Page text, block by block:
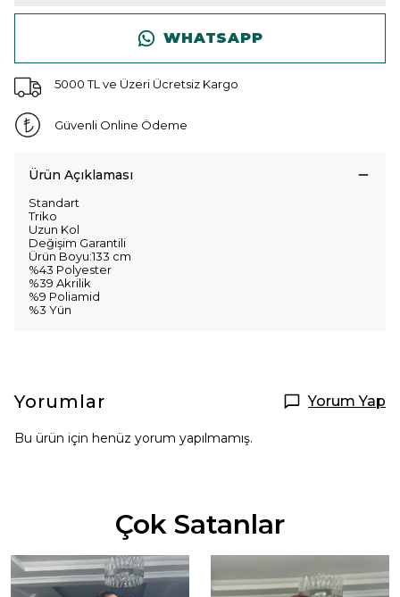
WHATSAPP
5000 TL ve Üzeri Ücretsiz Kargo
Güvenli Online Ödeme
Ürün Açıklaması
Standart
Triko
Uzun Kol
Değişim Garantili
Ürün Boyu:133 cm
%43 Polyester
%39 Akrilik
%9 Poliamid
%3 Yün
Yorumlar Yorum Yap
Bu ürün için henüz yorum yapılmamış.
Çok Satanlar